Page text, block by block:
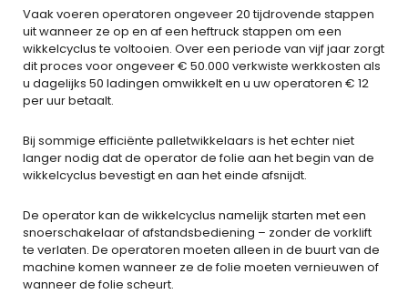
Vaak voeren operatoren ongeveer 20 tijdrovende stappen
uit wanneer ze op en af een heftruck stappen om een
wikkelcyclus te voltooien. Over een periode van vijf jaar zorgt
dit proces voor ongeveer € 50.000 verkwiste werkkosten als
u dagelijks 50 ladingen omwikkelt en u uw operatoren € 12
per uur betaalt.
Bij sommige efficiënte palletwikkelaars is het echter niet
langer nodig dat de operator de folie aan het begin van de
wikkelcyclus bevestigt en aan het einde afsnijdt.
De operator kan de wikkelcyclus namelijk starten met een
snoerschakelaar of afstandsbediening – zonder de vorklift
te verlaten. De operatoren moeten alleen in de buurt van de
machine komen wanneer ze de folie moeten vernieuwen of
wanneer de folie scheurt.